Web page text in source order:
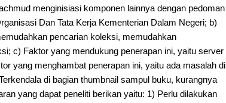
menginisiasi komponen lainnya dengan pedoman
Dan Tata Kerja Kementerian Dalam Negeri; b)
pencarian koleksi, memudahkan
c) Faktor yang mendukung penerapan ini, yaitu server
yang menghambat penerapan ini, yaitu ada masalah di
di bagian thumbnail sampul buku, kurangnya
yang dapat peneliti berikan yaitu: 1) Perlu dilakukan